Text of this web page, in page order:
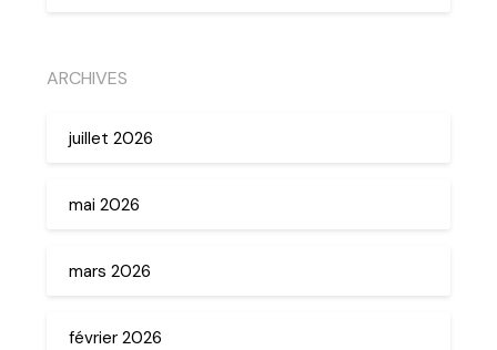
ARCHIVES
juillet 2026
mai 2026
mars 2026
février 2026